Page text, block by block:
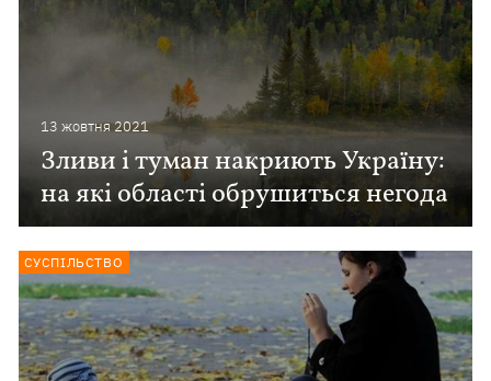
13 жовтня 2021
Зливи і туман накриють Україну:
на які області обрушиться негода
СУСПІЛЬСТВО